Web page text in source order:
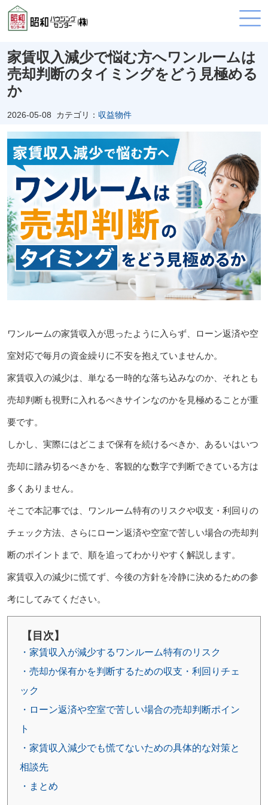
家賃収入減少で悩む方へワンルームは
売却判断のタイミングをどう見極める
か
2026-05-08 カテゴリ： 収益物件
ワンルームの家賃収入が思ったように入らず、ローン返済や空
室対応で毎月の資金繰りに不安を抱えていませんか。
家賃収入の減少は、単なる一時的な落ち込みなのか、それとも
売却判断も視野に入れるべきサインなのかを見極めることが重
要です。
しかし、実際にはどこまで保有を続けるべきか、あるいはいつ
売却に踏み切るべきかを、客観的な数字で判断できている方は
多くありません。
そこで本記事では、ワンルーム特有のリスクや収支・利回りの
チェック方法、さらにローン返済や空室で苦しい場合の売却判
断のポイントまで、順を追ってわかりやすく解説します。
家賃収入の減少に慌てず、今後の方針を冷静に決めるための参
考にしてみてください。
【目次】
・家賃収入が減少するワンルーム特有のリスク
・売却か保有かを判断するための収支・利回りチェ
ック
・ローン返済や空室で苦しい場合の売却判断ポイン
ト
・家賃収入減少でも慌てないための具体的な対策と
相談先
・まとめ